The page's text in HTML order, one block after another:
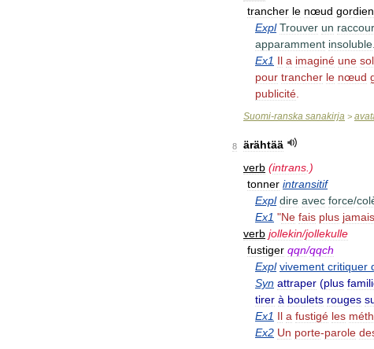
trancher le nœud gordien
Expl Trouver un
apparamment insoluble
Ex1 Il a imaginé une
pour trancher le nœud
publicité
Suomi-ranska sanakirja >
8
ärähtää
verb (intrans .)
tonner intransitif
Expl dire avec force/
Ex1 "Ne fais plus jamais
verb jollekin/jollekulle
fustiger qqn/qqch
Expl vivement critiquer
Syn attraper (plus
tirer à boulets rouges
Ex1 Il a fustigé les
Ex2 Un porte-parole